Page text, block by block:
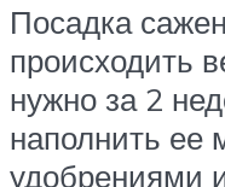
Посадка
происходить
нужно за 2
наполнить ее
удобрениями